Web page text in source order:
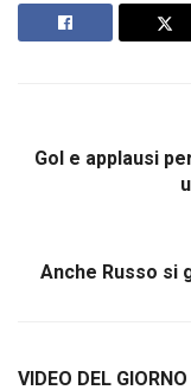
Gol e applausi
Anche Russo si
VIDEO DEL GIORNO